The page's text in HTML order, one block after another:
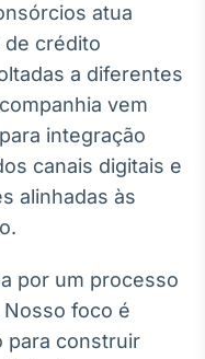
atua
de crédito
a diferentes
vem
integração
canais digitais e
alinhadas às
por um processo
foco é
para construir